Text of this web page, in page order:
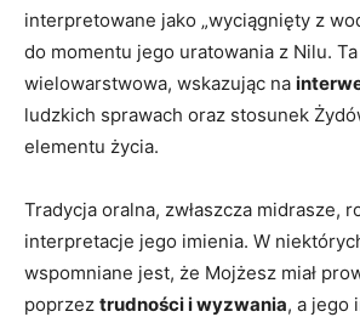
interpretowane jako⁤ „wyciągnięty z
do momentu⁣ jego uratowania z Nilu.
wielowarstwowa, wskazując na
ludzkich sprawach oraz stosunek
elementu życia.
Tradycja oralna, zwłaszcza midrasze,
interpretacje jego ⁣imienia. W
wspomniane jest, że ⁤Mojżesz miał
poprzez trudności i wyzwania, a jego